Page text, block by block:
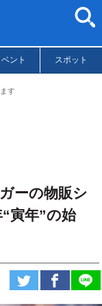
ント スポット
す
ーの物販シ
寅年”の始